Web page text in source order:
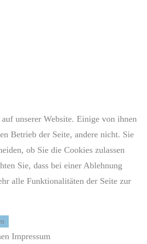
unserer Website. Einige von ihnen
Betrieb der Seite, andere nicht. Sie
ob Sie die Cookies zulassen
Sie, dass bei einer Ablehnung
alle Funktionalitäten der Seite zur
Impressum